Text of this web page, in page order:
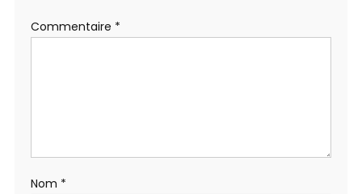
Commentaire *
Nom *